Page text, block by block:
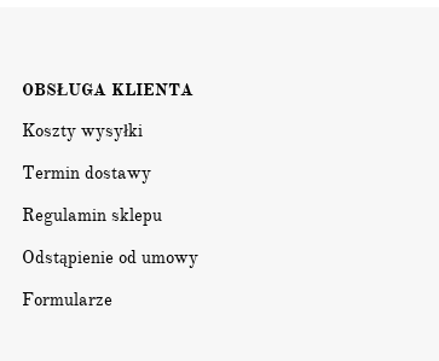
OBSŁUGA KLIENTA
Koszty wysyłki
Termin dostawy
Regulamin sklepu
Odstąpienie od umowy
Formularze